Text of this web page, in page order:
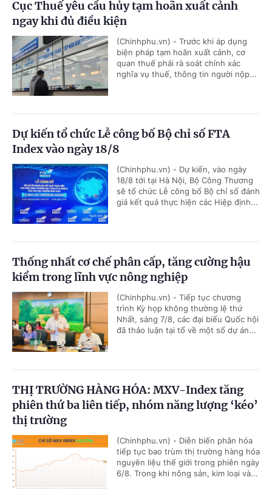
Cục Thuế yêu cầu hủy tạm hoãn xuất cảnh
ngay khi đủ điều kiện
(Chinhphu.vn) - Trước khi áp dụng
biện pháp tạm hoãn xuất cảnh, cơ
quan thuế phải rà soát chính xác
nghĩa vụ thuế, thông tin người nộp...
Dự kiến tổ chức Lễ công bố Bộ chỉ số FTA
Index vào ngày 18/8
(Chinhphu.vn) - Dự kiến, vào ngày
18/8 tới tại Hà Nội, Bộ Công Thương
sẽ tổ chức Lễ công bố Bộ chỉ số đánh
giá kết quả thực hiện các Hiệp định...
Thống nhất cơ chế phân cấp, tăng cường hậu
kiểm trong lĩnh vực nông nghiệp
(Chinhphu.vn) - Tiếp tục chương
trình Kỳ họp không thường lệ thứ
Nhất, sáng 7/8, các đại biểu Quốc hội
đã thảo luận tại tổ về một số dự án...
THỊ TRƯỜNG HÀNG HÓA: MXV-Index tăng
phiên thứ ba liên tiếp, nhóm năng lượng ‘kéo’
thị trường
(Chinhphu.vn) - Diễn biến phân hóa
tiếp tục bao trùm thị trường hàng hóa
nguyên liệu thế giới trong phiên ngày
6/8. Trong khi nông sản, kim loại và...